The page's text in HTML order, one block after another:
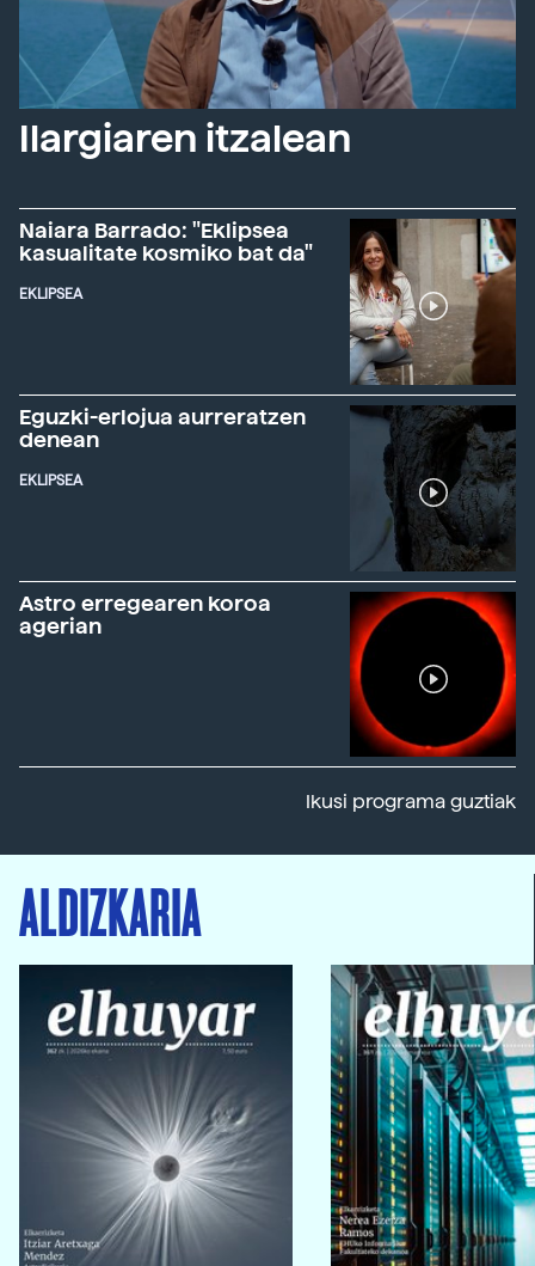
Ilargiaren itzalean
Naiara Barrado: "Eklipsea
kasualitate kosmiko bat da"
EKLIPSEA
Eguzki-erlojua aurreratzen
denean
EKLIPSEA
Astro erregearen koroa
agerian
Ikusi programa guztiak
ALDIZKARIA